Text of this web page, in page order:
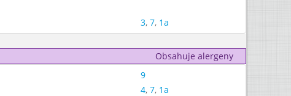
3, 7, 1a
Obsahuje alergeny
9
4, 7, 1a